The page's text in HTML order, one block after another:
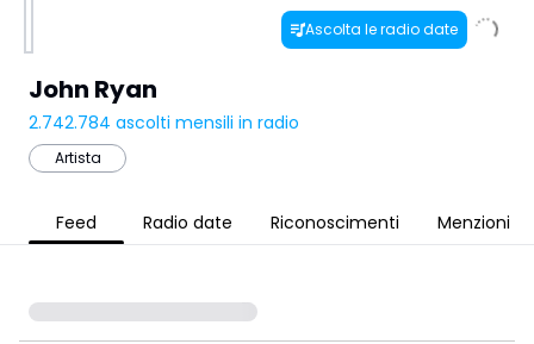
Ascolta le radio date
John Ryan
2.742.784 ascolti mensili in radio
Artista
Feed Radio date Riconoscimenti Menzioni